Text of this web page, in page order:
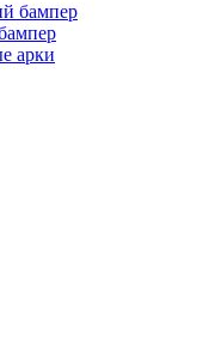
бампер
арки